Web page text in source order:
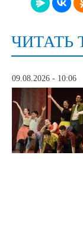
ЧИТАТЬ
09.08.2026 - 10:06